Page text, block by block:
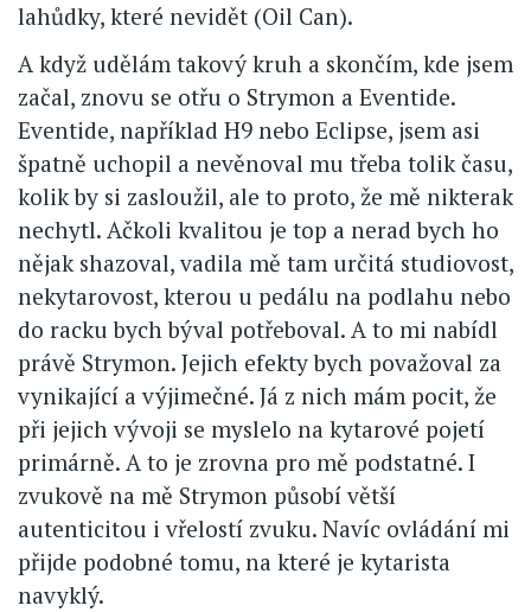
lahůdky, které nevidět (Oil Can).
A když udělám takový kruh a skončím, kde jsem
začal, znovu se otřu o Strymon a Eventide.
Eventide, například H9 nebo Eclipse, jsem asi
špatně uchopil a nevěnoval mu třeba tolik času,
kolik by si zasloužil, ale to proto, že mě nikterak
nechytl. Ačkoli kvalitou je top a nerad bych ho
nějak shazoval, vadila mě tam určitá studiovost,
nekytarovost, kterou u pedálu na podlahu nebo
do racku bych býval potřeboval. A to mi nabídl
právě Strymon. Jejich efekty bych považoval za
vynikající a výjimečné. Já z nich mám pocit, že
při jejich vývoji se myslelo na kytarové pojetí
primárně. A to je zrovna pro mě podstatné. I
zvukově na mě Strymon působí větší
autenticitou i vřelostí zvuku. Navíc ovládání mi
přijde podobné tomu, na které je kytarista
navyklý.